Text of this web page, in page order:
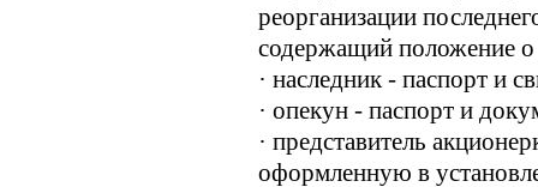
реорганизации
содержащий положение о
· наследник - паспорт и
· опекун - паспорт и
· представитель
оформленную в